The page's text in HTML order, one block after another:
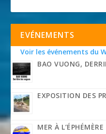
EVÉNEMENTS
Voir les événements du
BAO VUONG,
EXPOSITION DES
MER À L’ÉPHÉMÈRE